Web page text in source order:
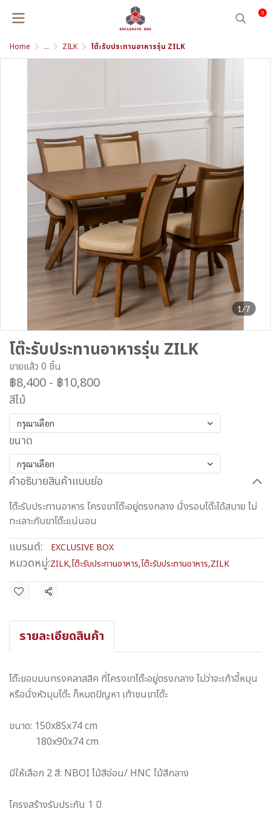
0
Home ... ZILK โต๊ะรับประทานอาหารรุ่น ZILK
1/7
โต๊ะรับประทานอาหารรุ่น ZILK
ขายแล้ว 0 ชิ้น
฿8,400 - ฿10,800
สีไม้
กรุณาเลือก
ขนาด
กรุณาเลือก
คำอธิบายสินค้าแบบย่อ
โต๊ะรับประทานอาหาร โครงขาโต๊ะอยู่ตรงกลาง นั่งรอบโต๊ะได้สบาย ไม่
ทะเลาะกับขาโต๊ะแน่นอน
แบรนด์: EXCLUSIVE BOX
หมวดหมู่:ZILK,โต๊ะรับประทานอาหาร,โต๊ะรับประทานอาหาร,ZILK
แชร์
รายละเอียดสินค้า
โต๊ะขอบมนทรงคลาสสิค ที่โครงขาโต๊ะอยู่ตรงกลาง ไม่ว่าจะเก้าอี้หมุน
หรือนั่งหัวมุมโต๊ะ ก็หมดปัญหา เท้าชนขาโต๊ะ
ขนาด: 150x85x74 cm
180x90x74 cm
มีให้เลือก 2 สี: NBOI ไม้สีอ่อน/ HNC ไม้สีกลาง
โครงสร้างรับประกัน 1 ปี